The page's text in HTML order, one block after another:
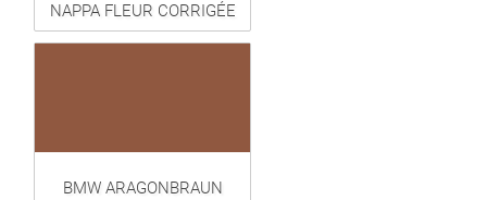
NAPPA FLEUR CORRIGÉE
BMW ARAGONBRAUN